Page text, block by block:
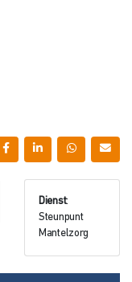
Dienst:
Steunpunt
Mantelzorg